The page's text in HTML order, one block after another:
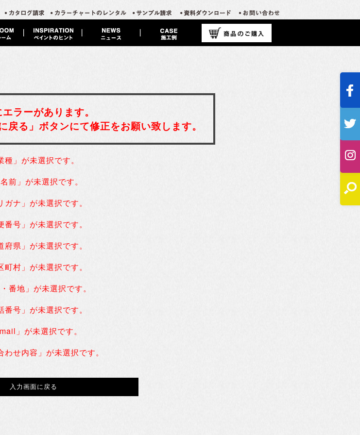
ラーがあります。
る」ボタンにて修正をお願い致します。
種」が未選択です。
名前」が未選択です。
ガナ」が未選択です。
番号」が未選択です。
府県」が未選択です。
町村」が未選択です。
・番地」が未選択です。
番号」が未選択です。
」が未選択です。
わせ内容」が未選択です。